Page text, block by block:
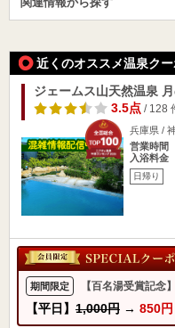
近くのオススメ温泉ク
ジェームス山天然温泉
3.5点/ 128
兵庫県 /
営業時間
入浴料金
日帰り
期間限定 【百名湯受賞記念
【平日】 1,000円 → 850円